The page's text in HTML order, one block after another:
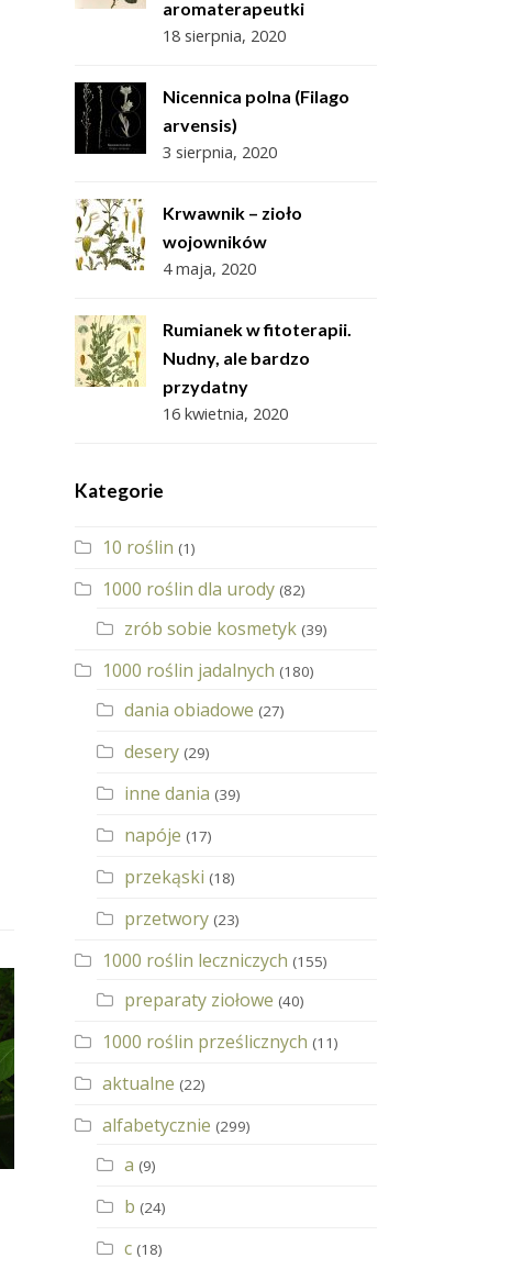
aromaterapeutki
18 sierpnia, 2020
Nicennica polna (Filago
arvensis)
3 sierpnia, 2020
Krwawnik – zioło
wojowników
4 maja, 2020
Rumianek w fitoterapii.
Nudny, ale bardzo
przydatny
16 kwietnia, 2020
Kategorie
10 roślin (1)
1000 roślin dla urody (82)
zrób sobie kosmetyk (39)
1000 roślin jadalnych (180)
dania obiadowe (27)
desery (29)
inne dania (39)
napóje (17)
przekąski (18)
przetwory (23)
1000 roślin leczniczych (155)
preparaty ziołowe (40)
1000 roślin prześlicznych (11)
aktualne (22)
alfabetycznie (299)
a (9)
b (24)
c (18)